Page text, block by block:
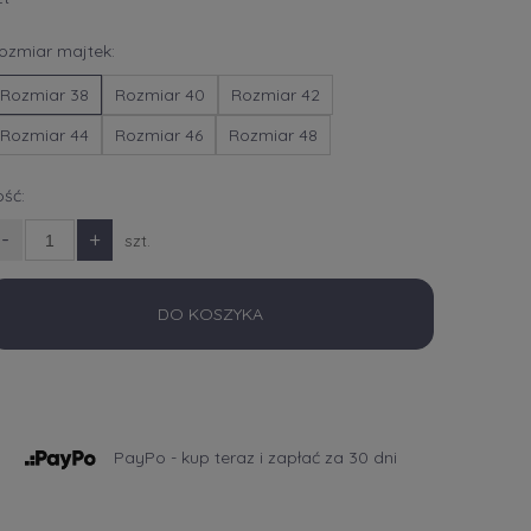
majtek:
Rozmiar 38 Rozmiar 40
Rozmiar 42
Rozmiar 44
Rozmiar 46 Rozmiar 48
- + szt.
DO KOSZYKA
PayPo - kup teraz i zapłać za 30 dni